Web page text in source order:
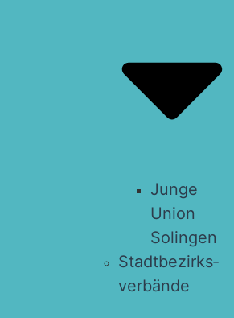
Jun­ge
Uni­on
Solingen
Stadt­be­zirks­
ver­bän­de